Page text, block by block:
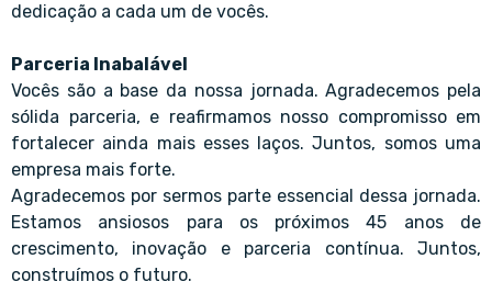
dedicação a cada um de vocês.
Parceria Inabalável
Vocês são a base da nossa jornada. Agradecemos pela
sólida parceria, e reafirmamos nosso compromisso em
fortalecer ainda mais esses laços. Juntos, somos uma
empresa mais forte.
Agradecemos por sermos parte essencial dessa jornada.
Estamos ansiosos para os próximos 45 anos de
crescimento, inovação e parceria contínua. Juntos,
construímos o futuro.